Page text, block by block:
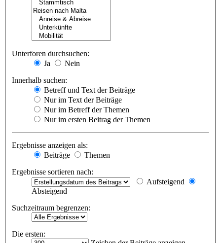
Unterforen durchsuchen:
Ja
Nein
Innerhalb suchen:
Betreff und Text der Beiträge
Nur im Text der Beiträge
Nur im Betreff der Themen
Nur im ersten Beitrag der Themen
Ergebnisse anzeigen als:
Beiträge
Themen
Ergebnisse sortieren nach:
Aufsteigend
Absteigend
Suchzeitraum begrenzen:
Die ersten: